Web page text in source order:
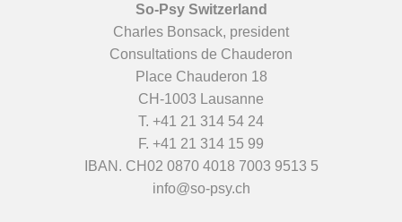
So-Psy Switzerland
Charles Bonsack, president
Consultations de Chauderon
Place Chauderon 18
CH-1003 Lausanne
T. +41 21 314 54 24
F. +41 21 314 15 99
IBAN. CH02 0870 4018 7003 9513 5
info@so-psy.ch